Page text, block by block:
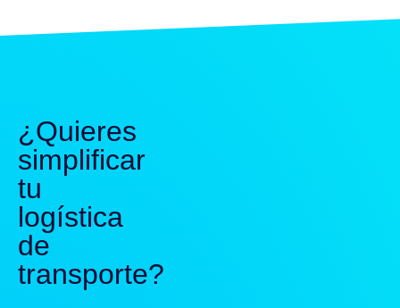
¿Quieres
simplificar
tu
logística
de
transporte?